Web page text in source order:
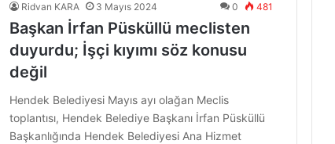
Ridvan KARA 3 Mayıs 2024 0 481
Başkan İrfan Püsküllü meclisten
duyurdu; İşçi kıyımı söz konusu
değil
Hendek Belediyesi Mayıs ayı olağan Meclis
toplantısı, Hendek Belediye Başkanı İrfan Püsküllü
Başkanlığında Hendek Belediyesi Ana Hizmet